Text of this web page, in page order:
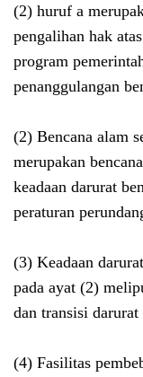
(2) huruf a
pengalihan hak
program
penanggulangan
(2) Bencana alam
merupakan
keadaan darurat
peraturan
(3) Keadaan
pada ayat (2)
dan transisi
(4) Fasilitas